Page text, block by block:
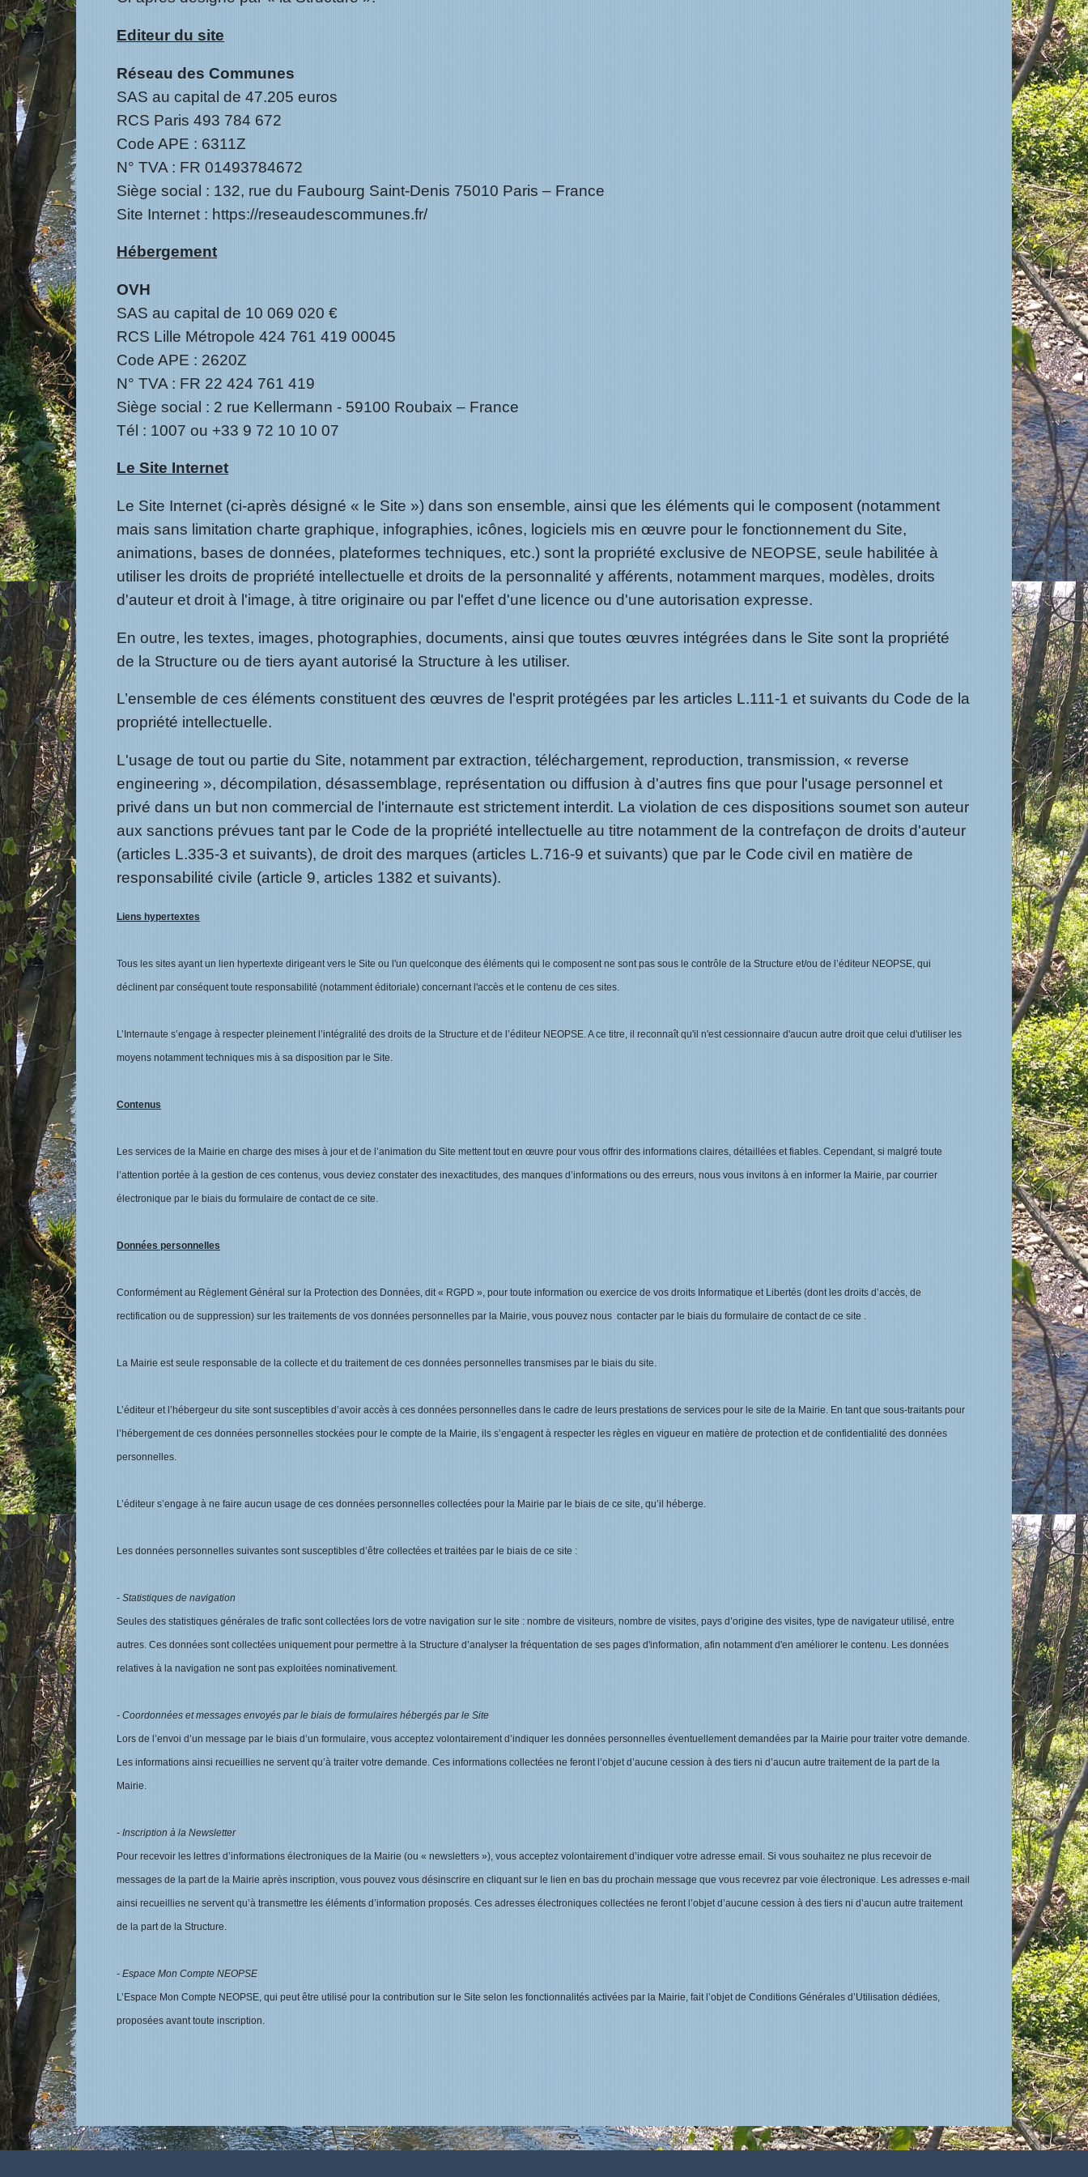
Editeur du site
Réseau des Communes
SAS au capital de 47.205 euros
RCS Paris 493 784 672
Code APE : 6311Z
N° TVA : FR 01493784672
Siège social : 132, rue du Faubourg Saint-Denis 75010 Paris – France
Site Internet : https://reseaudescommunes.fr/
Hébergement
OVH
SAS au capital de 10 069 020 €
RCS Lille Métropole 424 761 419 00045
Code APE : 2620Z
N° TVA : FR 22 424 761 419
Siège social : 2 rue Kellermann - 59100 Roubaix – France
Tél : 1007 ou +33 9 72 10 10 07
Le Site Internet
Le Site Internet (ci-après désigné « le Site ») dans son ensemble, ainsi que les éléments qui le composent (notamment
mais sans limitation charte graphique, infographies, icônes, logiciels mis en œuvre pour le fonctionnement du Site,
animations, bases de données, plateformes techniques, etc.) sont la propriété exclusive de NEOPSE, seule habilitée à
utiliser les droits de propriété intellectuelle et droits de la personnalité y afférents, notamment marques, modèles, droits
d'auteur et droit à l'image, à titre originaire ou par l'effet d'une licence ou d'une autorisation expresse.
En outre, les textes, images, photographies, documents, ainsi que toutes œuvres intégrées dans le Site sont la propriété
de la Structure ou de tiers ayant autorisé la Structure à les utiliser.
L’ensemble de ces éléments constituent des œuvres de l'esprit protégées par les articles L.111-1 et suivants du Code de la
propriété intellectuelle.
L'usage de tout ou partie du Site, notamment par extraction, téléchargement, reproduction, transmission, « reverse
engineering », décompilation, désassemblage, représentation ou diffusion à d'autres fins que pour l'usage personnel et
privé dans un but non commercial de l'internaute est strictement interdit. La violation de ces dispositions soumet son auteur
aux sanctions prévues tant par le Code de la propriété intellectuelle au titre notamment de la contrefaçon de droits d'auteur
(articles L.335-3 et suivants), de droit des marques (articles L.716-9 et suivants) que par le Code civil en matière de
responsabilité civile (article 9, articles 1382 et suivants).
Liens hypertextes
Tous les sites ayant un lien hypertexte dirigeant vers le Site ou l'un quelconque des éléments qui le composent ne sont pas sous le contrôle de la Structure et/ou de l’éditeur NEOPSE, qui
déclinent par conséquent toute responsabilité (notamment éditoriale) concernant l'accès et le contenu de ces sites.
L’Internaute s’engage à respecter pleinement l’intégralité des droits de la Structure et de l’éditeur NEOPSE. A ce titre, il reconnaît qu'il n'est cessionnaire d'aucun autre droit que celui d'utiliser les
moyens notamment techniques mis à sa disposition par le Site.
Contenus
Les services de la Mairie en charge des mises à jour et de l’animation du Site mettent tout en œuvre pour vous offrir des informations claires, détaillées et fiables. Cependant, si malgré toute
l’attention portée à la gestion de ces contenus, vous deviez constater des inexactitudes, des manques d’informations ou des erreurs, nous vous invitons à en informer la Mairie, par courrier
électronique par le biais du formulaire de contact de ce site.
Données personnelles
Conformément au Règlement Général sur la Protection des Données, dit « RGPD », pour toute information ou exercice de vos droits Informatique et Libertés (dont les droits d’accès, de
rectification ou de suppression) sur les traitements de vos données personnelles par la Mairie, vous pouvez nous contacter par le biais du formulaire de contact de ce site .
La Mairie est seule responsable de la collecte et du traitement de ces données personnelles transmises par le biais du site.
L’éditeur et l’hébergeur du site sont susceptibles d’avoir accès à ces données personnelles dans le cadre de leurs prestations de services pour le site de la Mairie. En tant que sous-traitants pour
l’hébergement de ces données personnelles stockées pour le compte de la Mairie, ils s’engagent à respecter les règles en vigueur en matière de protection et de confidentialité des données
personnelles.
L’éditeur s’engage à ne faire aucun usage de ces données personnelles collectées pour la Mairie par le biais de ce site, qu’il héberge.
Les données personnelles suivantes sont susceptibles d’être collectées et traitées par le biais de ce site :
-Statistiques de navigation
Seules des statistiques générales de trafic sont collectées lors de votre navigation sur le site : nombre de visiteurs, nombre de visites, pays d’origine des visites, type de navigateur utilisé, entre
autres. Ces données sont collectées uniquement pour permettre à la Structure d’analyser la fréquentation de ses pages d'information, afin notamment d'en améliorer le contenu. Les données
relatives à la navigation ne sont pas exploitées nominativement.
- Coordonnées et messages envoyés par le biais de formulaires hébergés par le Site
Lors de l’envoi d’un message par le biais d’un formulaire, vous acceptez volontairement d’indiquer les données personnelles éventuellement demandées par la Mairie pour traiter votre demande.
Les informations ainsi recueillies ne servent qu’à traiter votre demande. Ces informations collectées ne feront l’objet d’aucune cession à des tiers ni d’aucun autre traitement de la part de la
Mairie.
- Inscription à la Newsletter
Pour recevoir les lettres d’informations électroniques de la Mairie (ou « newsletters »), vous acceptez volontairement d’indiquer votre adresse email. Si vous souhaitez ne plus recevoir de
messages de la part de la Mairie après inscription, vous pouvez vous désinscrire en cliquant sur le lien en bas du prochain message que vous recevrez par voie électronique. Les adresses e-mail
ainsi recueillies ne servent qu’à transmettre les éléments d’information proposés. Ces adresses électroniques collectées ne feront l’objet d’aucune cession à des tiers ni d’aucun autre traitement
de la part de la Structure.
- Espace Mon Compte NEOPSE
L’Espace Mon Compte NEOPSE, qui peut être utilisé pour la contribution sur le Site selon les fonctionnalités activées par la Mairie, fait l’objet de Conditions Générales d’Utilisation dédiées,
proposées avant toute inscription.